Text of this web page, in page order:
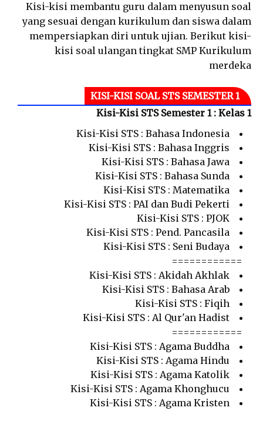
Kisi-kisi membantu guru dalam menyusun soal
yang sesuai dengan kurikulum dan siswa dalam
mempersiapkan diri untuk ujian. Berikut kisi-
kisi soal ulangan tingkat SMP Kurikulum
merdeka
KISI-KISI SOAL STS SEMESTER 1
Kisi-Kisi STS Semester 1 : Kelas 1
Kisi-Kisi STS : Bahasa Indonesia
Kisi-Kisi STS : Bahasa Inggris
Kisi-Kisi STS : Bahasa Jawa
Kisi-Kisi STS : Bahasa Sunda
Kisi-Kisi STS : Matematika
Kisi-Kisi STS : PAI dan Budi Pekerti
Kisi-Kisi STS : PJOK
Kisi-Kisi STS : Pend. Pancasila
Kisi-Kisi STS : Seni Budaya
============
Kisi-Kisi STS : Akidah Akhlak
Kisi-Kisi STS : Bahasa Arab
Kisi-Kisi STS : Fiqih
Kisi-Kisi STS : Al Qur'an Hadist
============
Kisi-Kisi STS : Agama Buddha
Kisi-Kisi STS : Agama Hindu
Kisi-Kisi STS : Agama Katolik
Kisi-Kisi STS : Agama Khonghucu
Kisi-Kisi STS : Agama Kristen